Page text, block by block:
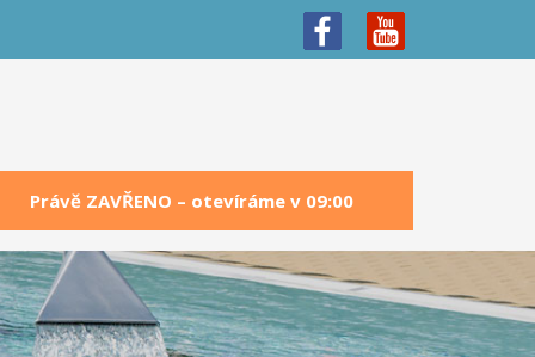
Právě ZAVŘENO – otevíráme v 09:00